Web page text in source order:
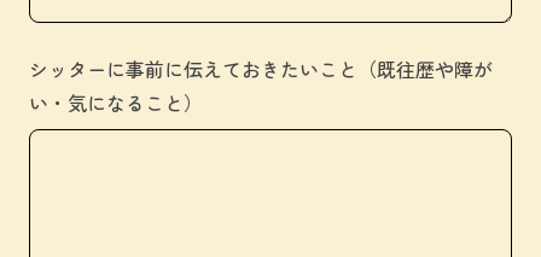
シッターに事前に伝えておきたいこと（既往歴や障が
い・気になること）